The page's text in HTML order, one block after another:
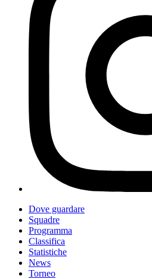
Dove guardare
Squadre
Programma
Classifica
Statistiche
News
Torneo